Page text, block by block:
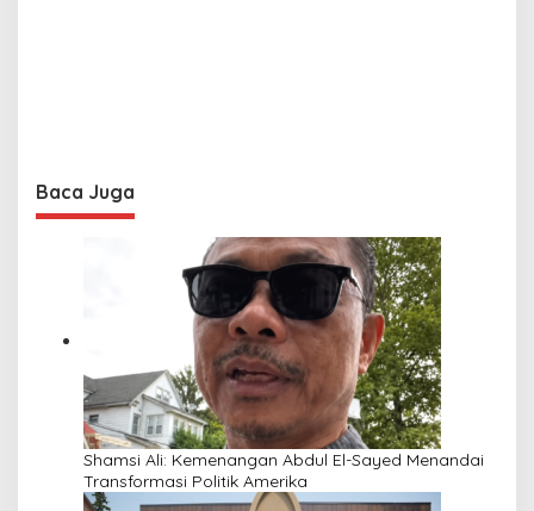
Baca Juga
Shamsi Ali: Kemenangan Abdul El-Sayed Menandai
Transformasi Politik Amerika